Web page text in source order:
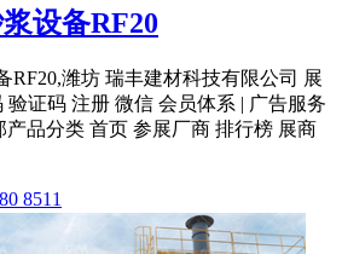
设备RF20
RF20,潍坊 瑞丰建材科技有限公司 展
验证码 注册 微信 会员体系 | 广告服务
产品分类 首页 参展厂商 排行榜 展商
8511